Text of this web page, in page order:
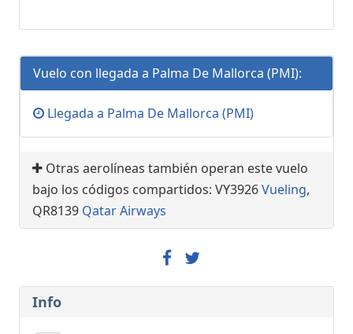
Vuelo con llegada a Palma De Mallorca (PMI):
Llegada a Palma De Mallorca (PMI)
Otras aerolíneas también operan este vuelo
bajo los códigos compartidos: VY3926Vueling,
QR8139 Qatar Airways
Info